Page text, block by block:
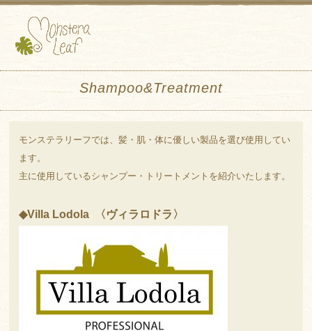
Shampoo&Treatment
モンステラリーフでは、髪・肌・体に優しい製品を選び使用してい
ます。
主に使用しているシャンプー・トリートメントを紹介いたします。
◆Villa Lodola 〈ヴィラロドラ〉